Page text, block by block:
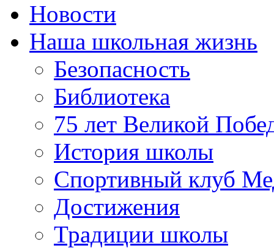
Новости
Наша школьная жизнь
Безопасность
Библиотека
75 лет Великой
История школы
Спортивный клуб
Достижения
Традиции школы